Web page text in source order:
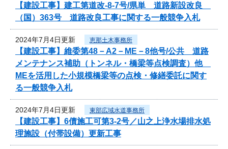
【建設工事】建工第道改-8-7号/県単 道路新設改良
（国）363号 道路改良工事に関する一般競争入札
2024年7月4日更新 恵那土木事務所
【建設工事】維委第48－A2－ME－8他号/公共 道路
メンテナンス補助（トンネル・橋梁等点検調査）他
MEを活用した小規模橋梁等の点検・修繕委託に関す
る一般競争入札
2024年7月4日更新 東部広域水道事務所
【建設工事】6債施工可第3-2号／山之上浄水場排水処
理施設（付帯設備）更新工事